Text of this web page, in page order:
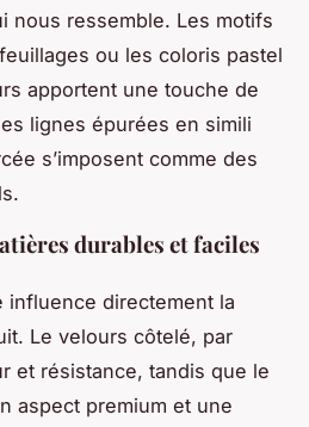
nous ressemble. Les motifs
ou les coloris pastel
apportent une touche de
lignes épurées en simili
s’imposent comme des
durables et faciles
influence directement la
Le velours côtelé, par
et résistance, tandis que le
aspect premium et une